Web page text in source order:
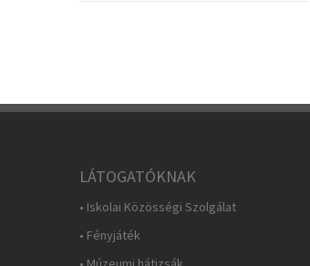
LÁTOGATÓKNAK
• Iskolai Közösségi Szolgálat
• Fényjáték